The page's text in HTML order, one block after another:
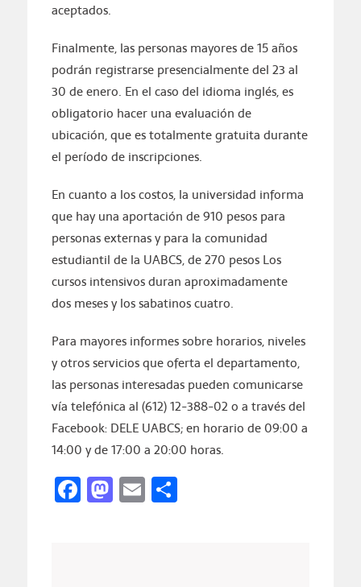
aceptados.
Finalmente, las personas mayores de 15 años
podrán registrarse presencialmente del 23 al
30 de enero. En el caso del idioma inglés, es
obligatorio hacer una evaluación de
ubicación, que es totalmente gratuita durante
el período de inscripciones.
En cuanto a los costos, la universidad informa
que hay una aportación de 910 pesos para
personas externas y para la comunidad
estudiantil de la UABCS, de 270 pesos Los
cursos intensivos duran aproximadamente
dos meses y los sabatinos cuatro.
Para mayores informes sobre horarios, niveles
y otros servicios que oferta el departamento,
las personas interesadas pueden comunicarse
vía telefónica al (612) 12-388-02 o a través del
Facebook: DELE UABCS; en horario de 09:00 a
14:00 y de 17:00 a 20:00 horas.
Facebook
Mastodon
EmailCompartir